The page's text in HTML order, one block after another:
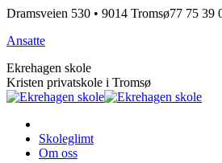
Skip
content
Dramsveien 530 • 9014 Tromsø77 75 39
Ansatte
Ekrehagen skole
Kristen privatskole i Tromsø
Skoleglimt
Om oss